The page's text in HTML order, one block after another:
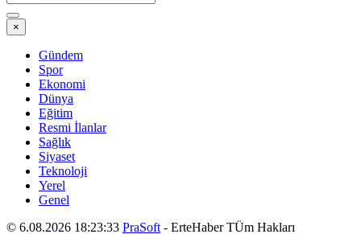
×
Gündem
Spor
Ekonomi
Dünya
Eğitim
Resmi İlanlar
Sağlık
Siyaset
Teknoloji
Yerel
Genel
© 6.08.2026 18:23:33 PraSoft - ErteHaber TÜm Hakları